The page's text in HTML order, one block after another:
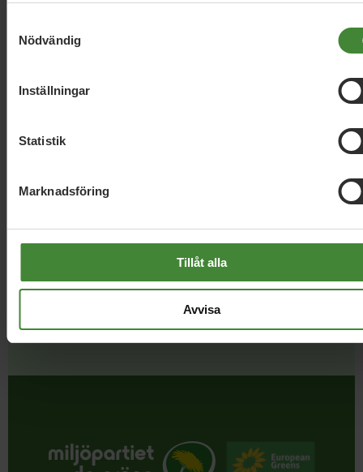
Nödvändig
Inställningar
Statistik
Marknadsföring
Tillåt alla
Avvisa
attsprida vårt budskap